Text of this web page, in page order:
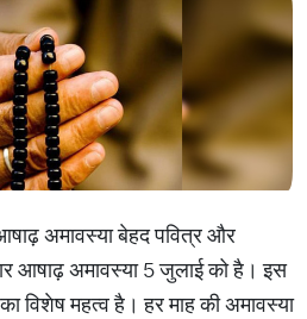
अमावस्या बेहद पवित्र और
आषाढ़ अमावस्या 5 जुलाई को है। इस
विशेष महत्व है। हर माह की अमावस्या